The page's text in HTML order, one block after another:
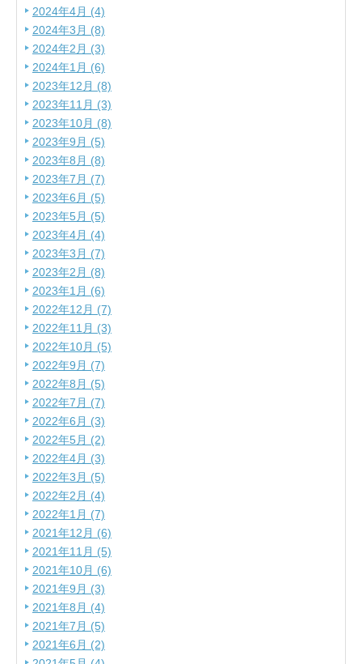
2024年4月 (4)
2024年3月 (8)
2024年2月 (3)
2024年1月 (6)
2023年12月 (8)
2023年11月 (3)
2023年10月 (8)
2023年9月 (5)
2023年8月 (8)
2023年7月 (7)
2023年6月 (5)
2023年5月 (5)
2023年4月 (4)
2023年3月 (7)
2023年2月 (8)
2023年1月 (6)
2022年12月 (7)
2022年11月 (3)
2022年10月 (5)
2022年9月 (7)
2022年8月 (5)
2022年7月 (7)
2022年6月 (3)
2022年5月 (2)
2022年4月 (3)
2022年3月 (5)
2022年2月 (4)
2022年1月 (7)
2021年12月 (6)
2021年11月 (5)
2021年10月 (6)
2021年9月 (3)
2021年8月 (4)
2021年7月 (5)
2021年6月 (2)